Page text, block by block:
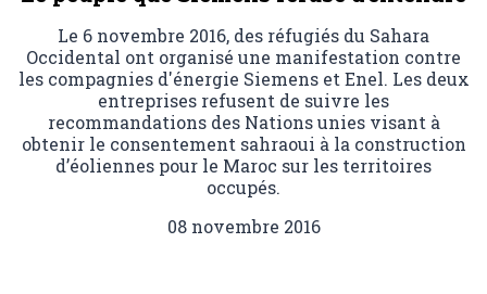
Le 6 novembre 2016, des réfugiés du Sahara
Occidental ont organisé une manifestation contre
les compagnies d'énergie Siemens et Enel. Les deux
entreprises refusent de suivre les
recommandations des Nations unies visant à
obtenir le consentement sahraoui à la construction
d’éoliennes pour le Maroc sur les territoires
occupés.
08 novembre 2016